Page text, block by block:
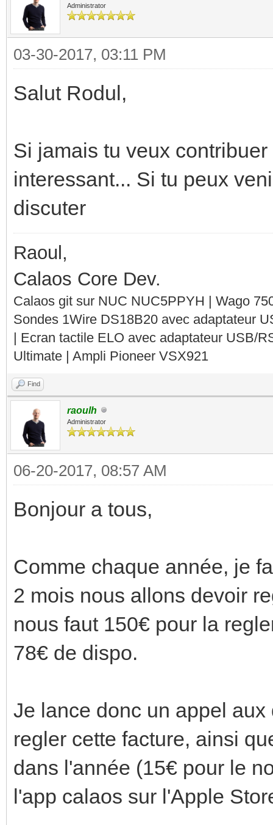
Administrator
03-30-2017, 03:11 PM
Salut Rodul,
Si jamais tu veux
interessant... Si tu peux
discuter
Raoul,
Calaos Core Dev.
Calaos git sur NUC NUC5PPYH | Wago
Sondes 1Wire DS18B20 avec adaptateur
| Ecran tactile ELO avec adaptateur USB/
Ultimate | Ampli Pioneer VSX921
Find
raoulh
Administrator
06-20-2017, 08:57 AM
Bonjour a tous,
Comme chaque année, je
2 mois nous allons devoir
nous faut 150€ pour la
78€ de dispo.
Je lance donc un appel
regler cette facture, ainsi
dans l'année (15€ pour le
l'app calaos sur l'Apple